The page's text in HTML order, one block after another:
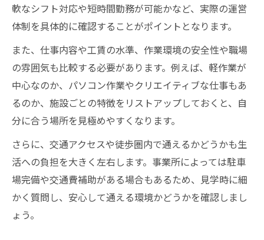
軟なシフト対応や短時間勤務が可能かなど、実際の運営
体制を具体的に確認することがポイントとなります。
また、仕事内容や工賃の水準、作業環境の安全性や職場
の雰囲気も比較する必要があります。例えば、軽作業が
中心なのか、パソコン作業やクリエイティブな仕事もあ
るのか、施設ごとの特徴をリストアップしておくと、自
分に合う場所を見極めやすくなります。
さらに、交通アクセスや徒歩圏内で通えるかどうかも生
活への負担を大きく左右します。事業所によっては駐車
場完備や交通費補助がある場合もあるため、見学時に細
かく質問し、安心して通える環境かどうかを確認しまし
ょう。